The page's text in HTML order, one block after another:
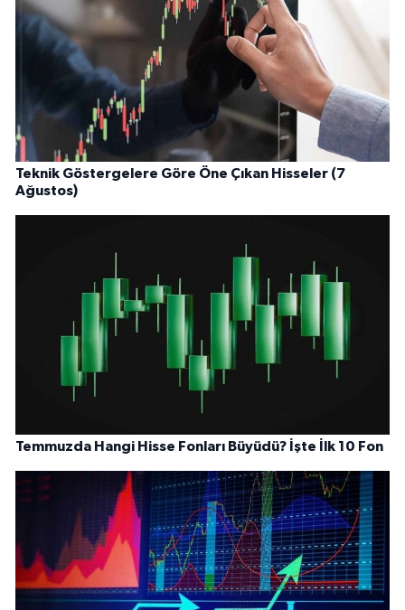
Teknik Göstergelere Göre Öne Çıkan Hisseler (7
Ağustos)
Temmuzda Hangi Hisse Fonları Büyüdü? İşte İlk 10 Fon